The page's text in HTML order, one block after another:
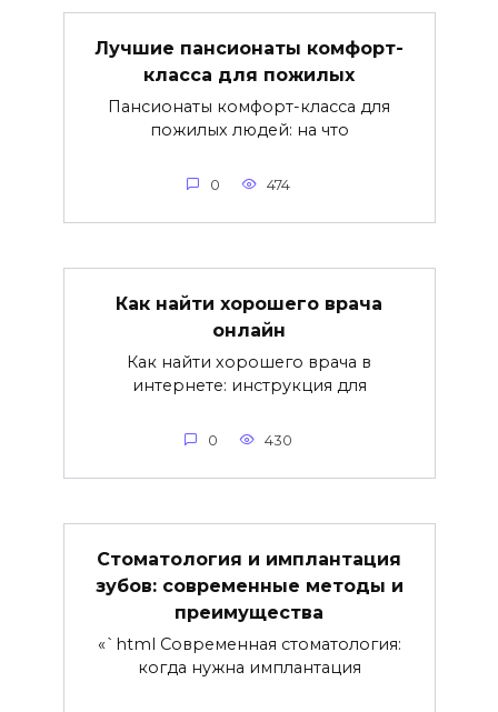
Лучшие пансионаты комфорт-
класса для пожилых
Пансионаты комфорт-класса для
пожилых людей: на что
0 474
Как найти хорошего врача
онлайн
Как найти хорошего врача в
интернете: инструкция для
0 430
Стоматология и имплантация
зубов: современные методы и
преимущества
«`html Современная стоматология:
когда нужна имплантация